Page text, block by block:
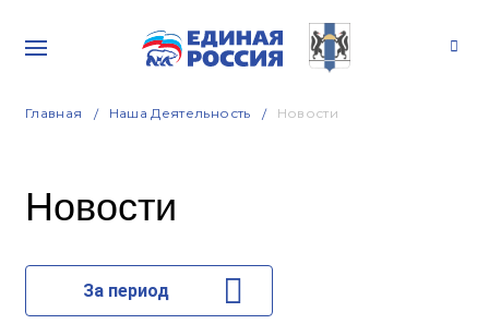
Главная Наша Деятельность Новости
Новости
За период